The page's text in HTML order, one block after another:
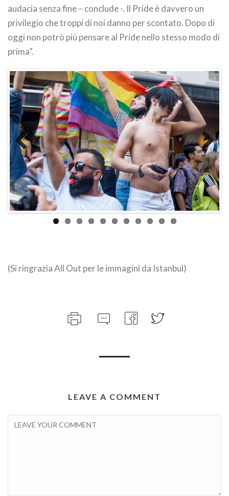
audacia senza fine – conclude -. Il Pride è davvero un
privilegio che troppi di noi danno per scontato. Dopo di
oggi non potrò più pensare al Pride nello stesso modo di
prima”.
Previo
us
Next
(Si ringrazia All Out per le immagini da Istanbul)
LEAVE A COMMENT